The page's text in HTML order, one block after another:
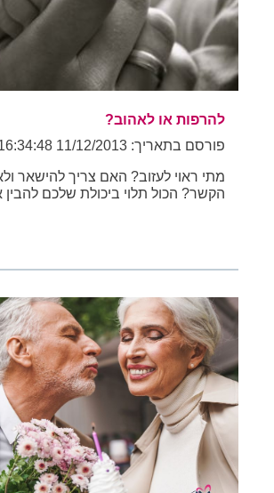
להרפות או לאהוב?
פורסם בתאריך: 11/12/2013 16:34:48
מתי ראוי לעזוב? האם צריך להישאר
הקשר? הכול תלוי ביכולת שלכם